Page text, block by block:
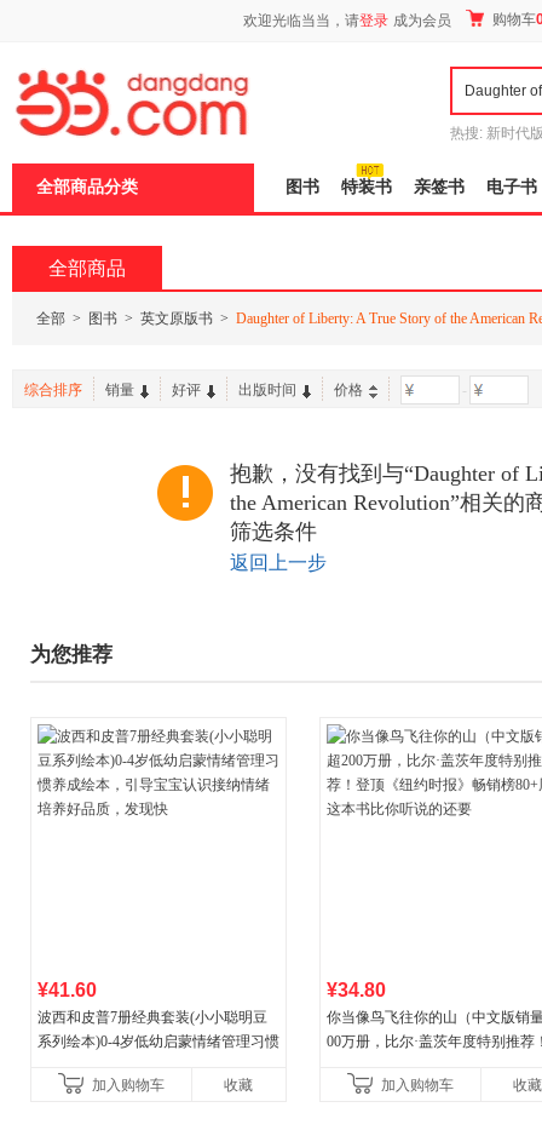
欢迎光临当当，请登录 成为会员 购物车
热搜: 新时代
全部商品分类 图书 特装书 亲签书 电子书
全部商品
全部 > 图书 > 英文原版书 > Daughter of Liberty: A True Story of the American
综合排序 销量 好评 出版时间 价格 -
抱歉，没有找到与“Daughter of
the American Revolution”相关的
筛选条件
返回上一步
为您推荐
¥41.60
波西和皮普7册经典套装(小小聪明豆
系列绘本)0-4岁低幼启蒙情绪管理习惯
养好品质，发现快
加入购物车 收藏
¥34.80
你当像鸟飞往你的山（中文版销
00万册，比尔·盖茨年度特别推荐
比你听说的还要
加入购物车 收藏
页
加